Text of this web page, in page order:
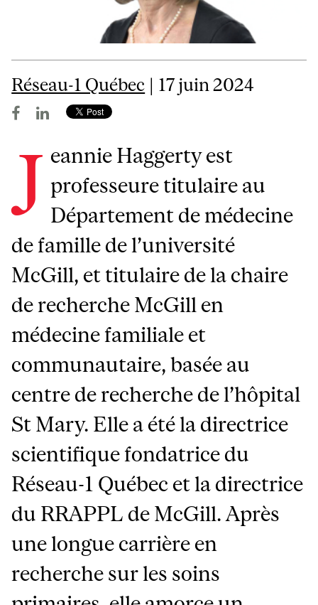
Réseau-1 Québec | 17 juin 2024
J eannie Haggerty est
professeure titulaire au
Département de médecine
de famille de l’université
McGill, et titulaire de la chaire
de recherche McGill en
médecine familiale et
communautaire, basée au
centre de recherche de l’hôpital
St Mary. Elle a été la directrice
scientifique fondatrice du
Réseau-1 Québec et la directrice
du RRAPPL de McGill. Après
une longue carrière en
recherche sur les soins